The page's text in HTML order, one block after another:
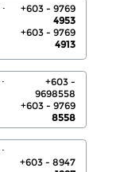
.
+603 - 9769
4953
+603 - 9769
4913
.
+603 -
9698558
+603 - 9769
8558
.
+603 - 8947